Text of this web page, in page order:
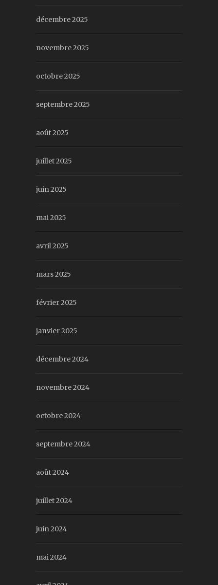
décembre 2025
novembre 2025
octobre 2025
septembre 2025
août 2025
juillet 2025
juin 2025
mai 2025
avril 2025
mars 2025
février 2025
janvier 2025
décembre 2024
novembre 2024
octobre 2024
septembre 2024
août 2024
juillet 2024
juin 2024
mai 2024